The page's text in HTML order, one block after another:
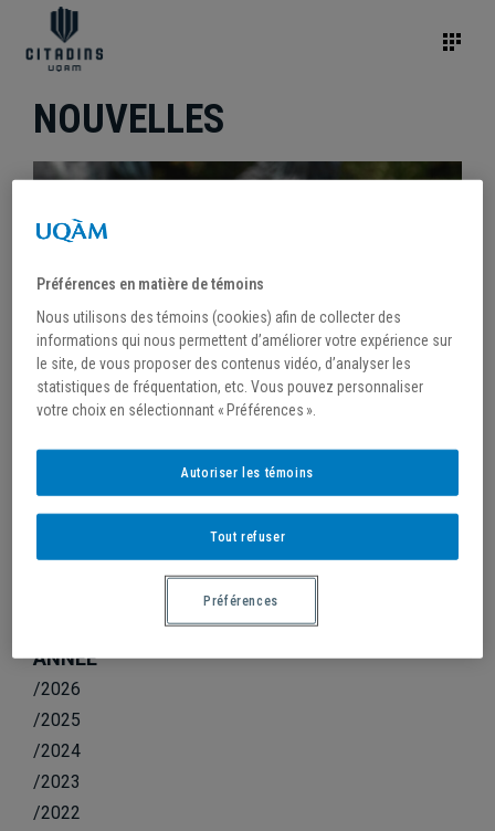
NOUVELLES
CHAMPIONNAT PROVINCIAL DE CROSS-
ANNÉE
/2026
/2025
/2024
/2023
/2022
Préférences en matière de témoins
Nous utilisons des témoins (cookies) afin de collecter des
informations qui nous permettent d’améliorer votre expérience sur
le site, de vous proposer des contenus vidéo, d’analyser les
statistiques de fréquentation, etc. Vous pouvez personnaliser
votre choix en sélectionnant « Préférences ».
Tout refuser
Autoriser les témoins
Préférences